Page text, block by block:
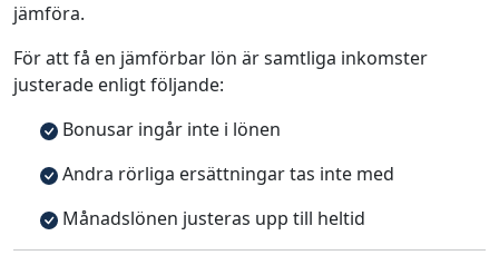
jämföra.
För att få en jämförbar lön är samtliga inkomster
justerade enligt följande:
Bonusar ingår inte i lönen
Andra rörliga ersättningar tas inte med
Månadslönen justeras upp till heltid